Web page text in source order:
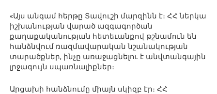
«Այս անգամ հերթը Տավուշի մարզինն է։ ՀՀ ներկա
իշխանության վարած ազգագործան
քաղաքականության հետեւանքով թշնամուն են
հանձնվում ռազմավարական նշանակության
տարածքներ, ինչը առաջացնելու է անվտանգային
լրջագույն սպառնալիքներ։
Արցախի հանձնումը միայն սկիզբ էր։ ՀՀ